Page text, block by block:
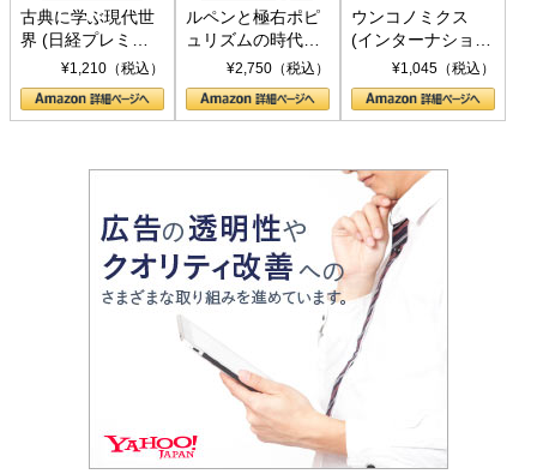
古典に学ぶ現代世
界 (日経プレミア
シリーズ)¥1,210（税込）
ルペンと極右ポピ
ュリズムの時代：
〈ヤヌス〉の二つ
の顔
¥2,750（税込）
ウンコノミクス
(インターナショナ
ル新書)¥1,045（税込）